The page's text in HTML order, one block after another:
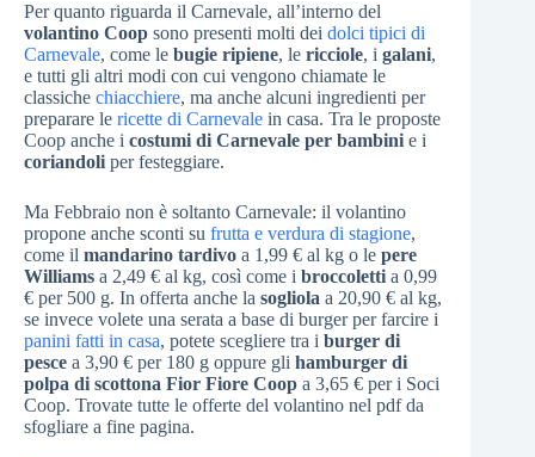
Per quanto riguarda il Carnevale, all’interno del
volantino Coop sono presenti molti dei dolci tipici di
Carnevale, come le bugie ripiene, le ricciole, i galani,
e tutti gli altri modi con cui vengono chiamate le
classiche chiacchiere, ma anche alcuni ingredienti per
preparare le ricette di Carnevale in casa. Tra le proposte
Coop anche i costumi di Carnevale per bambini e i
coriandoli per festeggiare.
Ma Febbraio non è soltanto Carnevale: il volantino
propone anche sconti su frutta e verdura di stagione,
come il mandarino tardivo a 1,99 € al kg o le pere
Williams a 2,49 € al kg, così come i broccoletti a 0,99
€ per 500 g. In offerta anche la sogliola a 20,90 € al kg,
se invece volete una serata a base di burger per farcire i
panini fatti in casa, potete scegliere tra i burger di
pesce a 3,90 € per 180 g oppure gli hamburger di
polpa di scottona Fior Fiore Coop a 3,65 € per i Soci
Coop. Trovate tutte le offerte del volantino nel pdf da
sfogliare a fine pagina.